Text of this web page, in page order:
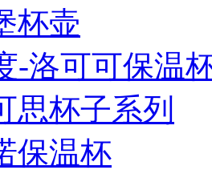
杯壶
-洛可可保温
思杯子系列
保温杯